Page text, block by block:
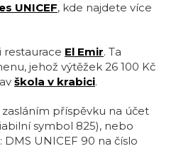
UNICEF, kde najdete více
restaurace El Emir. Ta
jehož výtěžek 26 100 Kč
škola v krabici.
příspěvku na účet
symbol 825), nebo
UNICEF 90 na číslo